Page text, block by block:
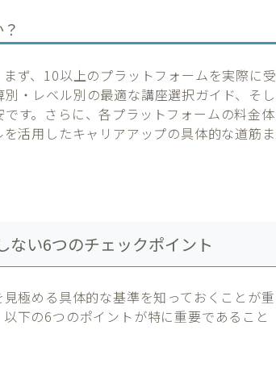
ず、10以上のプラットフォームを実際に受
・レベル別の最適な講座選択ガイド、そし
す。さらに、各プラットフォームの料金体
活用したキャリアアップの具体的な道筋ま
ない6つのチェックポイント
極める具体的な基準を知っておくことが重
下の6つのポイントが特に重要であること